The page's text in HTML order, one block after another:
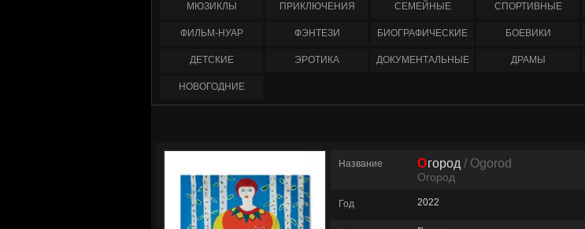
МЮЗИКЛЫ ПРИКЛЮЧЕНИЯ СЕМЕЙНЫЕ СПОРТИВНЫЕ
ФИЛЬМ-НУАР ФЭНТЕЗИ БИОГРАФИЧЕСКИЕ БОЕВИКИ
ДЕТСКИЕ ЭРОТИКА ДОКУМЕНТАЛЬНЫЕ ДРАМЫ
НОВОГОДНИЕ
Название Огород / Ogorod
Огород
Год 2022